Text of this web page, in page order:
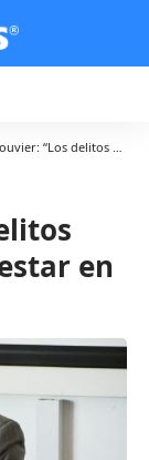
ambientales deberían estar en nuestra legislación”
en